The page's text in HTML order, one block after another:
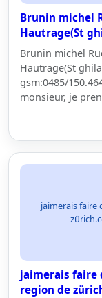
Brunin michel
Hautrage(St
Brunin michel
Hautrage(St
gsm:0485/
monsieur, je
jaimerais faire
jaimerais faire
region de